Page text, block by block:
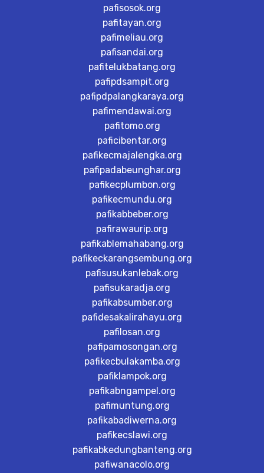
pafisosok.org
pafitayan.org
pafimeliau.org
pafisandai.org
pafitelukbatang.org
pafipdsampit.org
pafipdpalangkaraya.org
pafimendawai.org
pafitomo.org
paficibentar.org
pafikecmajalengka.org
pafipadabeunghar.org
pafikecplumbon.org
pafikecmundu.org
pafikabbeber.org
pafirawaurip.org
pafikablemahabang.org
pafikeckarangsembung.org
pafisusukanlebak.org
pafisukaradja.org
pafikabsumber.org
pafidesakalirahayu.org
pafilosan.org
pafipamosongan.org
pafikecbulakamba.org
pafiklampok.org
pafikabngampel.org
pafimuntung.org
pafikabadiwerna.org
pafikecslawi.org
pafikabkedungbanteng.org
pafiwanacolo.org